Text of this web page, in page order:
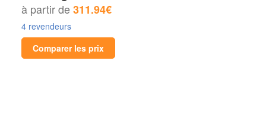
à partir de311.94€
4 revendeurs
Comparer les prix